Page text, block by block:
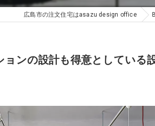
広島市の注文住宅はasazu design office
ンの設計も得意としている